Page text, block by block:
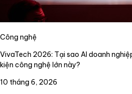
Công nghệ
VivaTech 2026: Tại sao AI doanh
kiện công nghệ lớn này?
10 tháng 6, 2026